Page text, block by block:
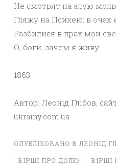
Не смотрят на злую
Гляжу на Психею: в очах
Разбилися в прах мои
О, боги, зачем я живу!
1863
Автор: Леонід Глібов;
ukrainy.com.ua
ОПУБЛІКОВАНО В ЛЕОНІД
ВІРШІ ПРО ДОЛЮ